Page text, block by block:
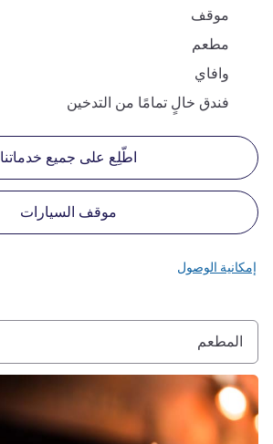
موقف
مطعم
وافاي
فندق خالٍ تمامًا من التدخين
اطّلِع على جميع خدماتنا
موقف السيارات
إمكانية الوصول
المطعم
راجع التفاصيل